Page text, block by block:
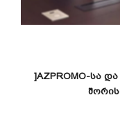
]AZPROMO-სა და
შორის